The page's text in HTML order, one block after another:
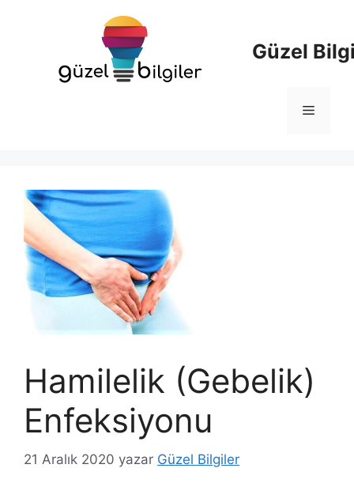
Güzel
Menü
Hamilelik (Gebelik)
Enfeksiyonu
21 Aralık 2020 yazar Güzel Bilgiler